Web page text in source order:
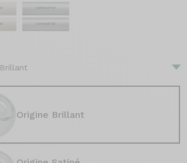
Brillant
Origine Brillant